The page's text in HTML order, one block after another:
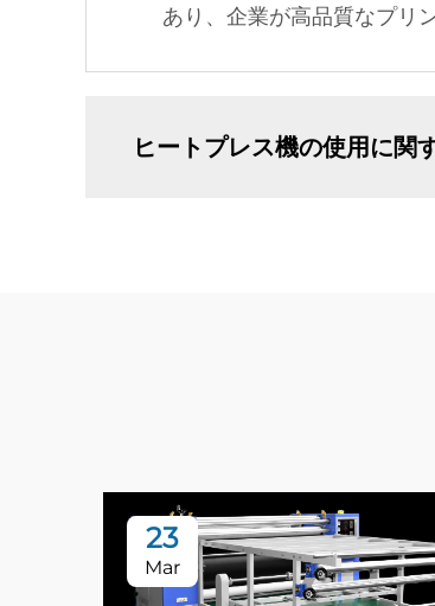
あり、企業が高品質なプリ
ヒートプレス機の使用に関
23
Mar